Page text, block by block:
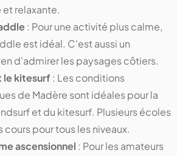
relaxante.
: Pour une activité plus calme,
est idéal. C'est aussi un
d'admirer les paysages côtiers.
le kitesurf : Les conditions
de Madère sont idéales pour la
et du kitesurf. Plusieurs écoles
pour tous les niveaux.
ascensionnel : Pour les amateurs